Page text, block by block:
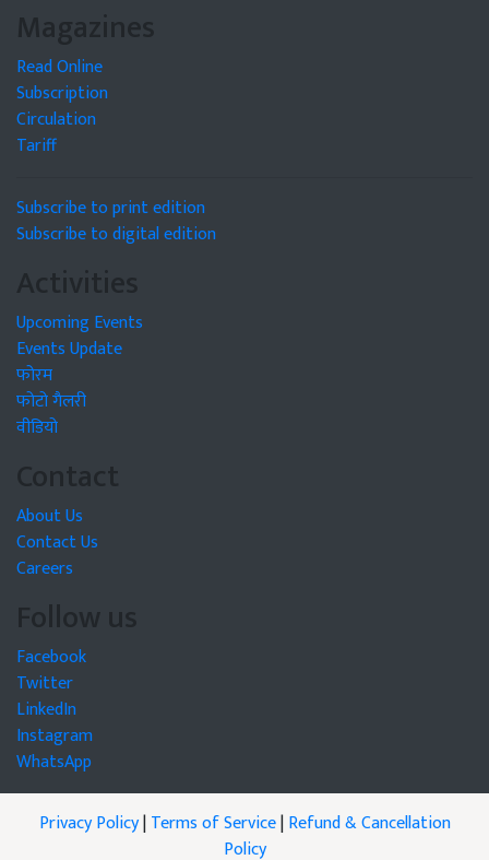
Magazines
Read Online
Subscription
Circulation
Tariff
Subscribe to print edition
Subscribe to digital edition
Activities
Upcoming Events
Events Update
फोरम
फोटो गैलरी
वीडियो
Contact
About Us
Contact Us
Careers
Follow us
Facebook
Twitter
LinkedIn
Instagram
WhatsApp
Privacy Policy|Terms of Service|Refund & Cancellation
Policy